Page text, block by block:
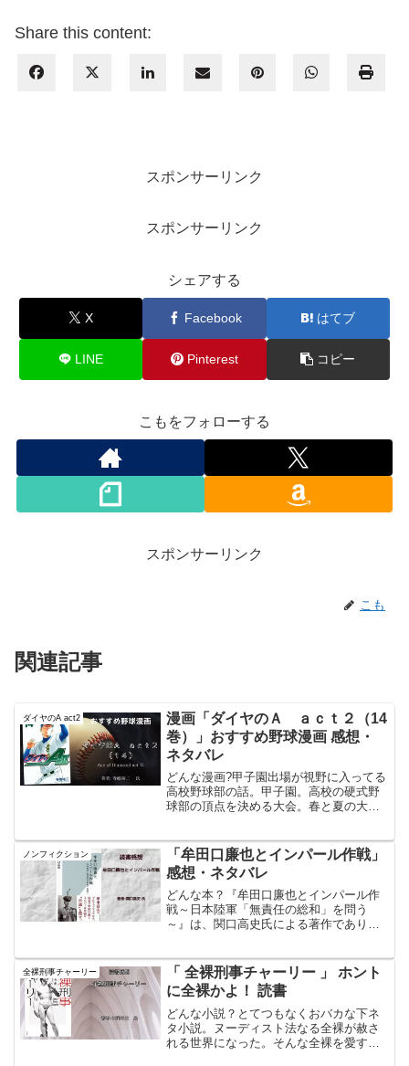
Share this content:
スポンサーリンク
スポンサーリンク
シェアする
X Facebook はてブ
LINE Pinterest コピー
こもをフォローする
スポンサーリンク
こも
関連記事
ダイヤのA act2
漫画「ダイヤのＡ ａｃｔ２（14
巻）」おすすめ野球漫画 感想・
ネタバレ
どんな漫画?甲子園出場が視野に入ってる
高校野球部の話。甲子園。高校の硬式野
球部の頂点を決める大会。春と夏の大会
徴収しに来る大会。←偏見それに憧れて
寮に入ってレギュラーを...
ノンフィクション
「牟田口廉也とインパール作戦」
感想・ネタバレ
どんな本？『牟田口廉也とインパール作
戦～日本陸軍「無責任の総和」を問う
～』は、関口高史氏による著作であり、
作戦を指揮した陸軍中将・牟田口廉也の
生涯と、その作戦の...
全裸刑事チャーリー
「 全裸刑事チャーリー 」 ホント
に全裸かよ！ 読書
どんな小説？とてつもなくおバカな下ネ
タ小説。ヌーディスト法なる全裸が赦さ
れる世界になった。そんな全裸を愛する